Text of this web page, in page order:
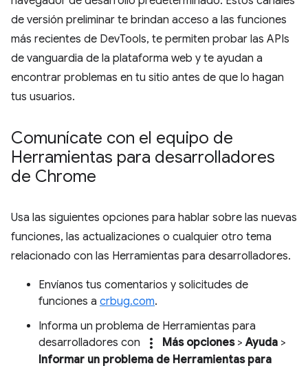
de versión preliminar te brindan acceso a las funciones
más recientes de DevTools, te permiten probar las APIs
de vanguardia de la plataforma web y te ayudan a
encontrar problemas en tu sitio antes de que lo hagan
tus usuarios.
Comunícate con el equipo de
Herramientas para desarrolladores
de Chrome
Usa las siguientes opciones para hablar sobre las nuevas
funciones, las actualizaciones o cualquier otro tema
relacionado con las Herramientas para desarrolladores.
Envíanos tus comentarios y solicitudes de
funciones a crbug.com.
Informa un problema de Herramientas para
desarrolladores con
more_vert Más opciones>Ayuda >
Informar un problema de Herramientas para